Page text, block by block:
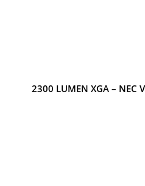
2300 LUMEN XGA – NEC